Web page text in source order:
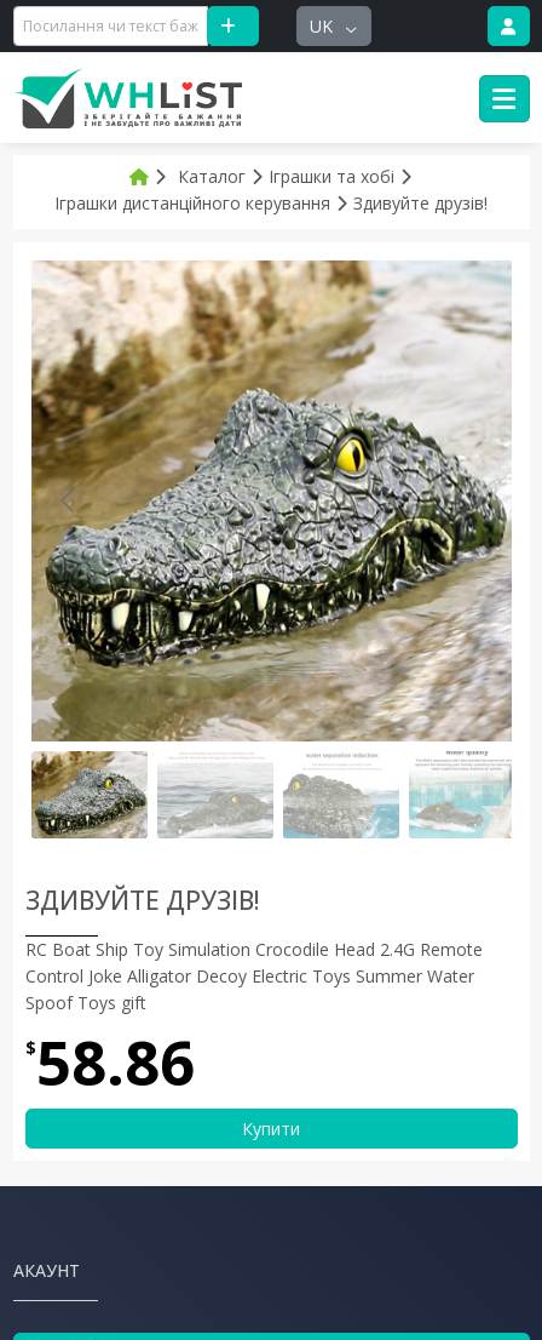
UK
Каталог
Іграшки та хобі
Іграшки дистанційного керування
Здивуйте друзів!
ЗДИВУЙТЕ ДРУЗІВ!
RC Boat Ship Toy Simulation Crocodile Head 2.4G Remote
Control Joke Alligator Decoy Electric Toys Summer Water
Spoof Toys gift
$58.86
Купити
АКАУНТ